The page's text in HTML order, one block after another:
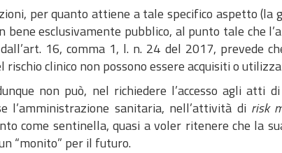
per quanto attiene a tale specifico aspetto
bene esclusivamente pubblico, al punto tale che
16, comma 1, l. n. 24 del 2017, prevede
rischio clinico non possono essere acquisiti o
non può, nel richiedere l’accesso agli
l’amministrazione sanitaria, nell’attività di risk
come sentinella, quasi a voler ritenere che la
“monito” per il futuro.